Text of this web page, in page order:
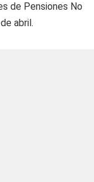
de Pensiones No
de abril.